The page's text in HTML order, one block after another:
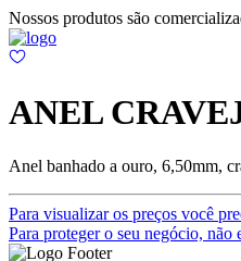
Nossos produtos são
ANEL
Anel banhado a ouro, 6,50mm,
Para visualizar os preços você
Para proteger o seu negócio,